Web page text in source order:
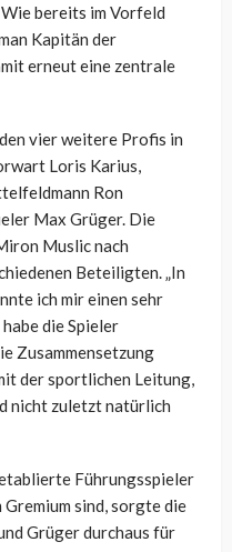
bereits im Vorfeld
Kapitän der
erneut eine zentrale
vier weitere Profis in
Loris Karius,
Ron
Max Grüger. Die
Muslic nach
Beteiligten. „In
ich mir einen sehr
die Spieler
Zusammensetzung
der sportlichen Leitung,
nicht zuletzt natürlich
Führungsspieler
Gremium sind, sorgte die
Grüger durchaus für